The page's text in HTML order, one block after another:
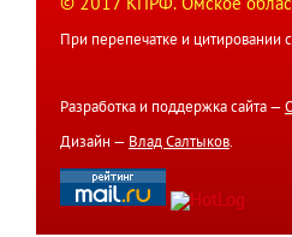
© 2017 КПРФ. Омское
При перепечатке и цитировании
Разработка и поддержка сайта —
Дизайн — Влад Салтыков.